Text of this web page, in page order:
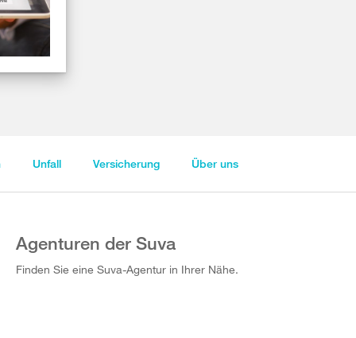
Unfall Versicherung Über uns
Agenturen der Suva
Finden Sie eine Suva-Agentur in Ihrer Nähe.